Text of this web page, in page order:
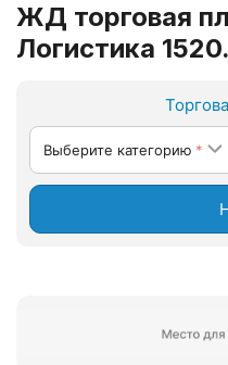
ЖД торговая
Логистика
Выберите категорию